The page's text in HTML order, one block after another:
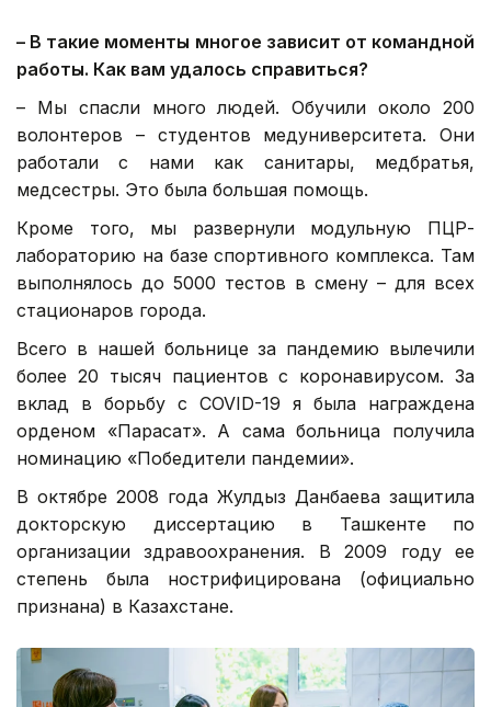
– В такие моменты многое зависит от командной
работы. Как вам удалось справиться?
– Мы спасли много людей. Обучили около 200
волонтеров – студентов медуниверситета. Они
работали с нами как санитары, медбратья,
медсестры. Это была большая помощь.
Кроме того, мы развернули модульную ПЦР-
лабораторию на базе спортивного комплекса. Там
выполнялось до 5000 тестов в смену – для всех
стационаров города.
Всего в нашей больнице за пандемию вылечили
более 20 тысяч пациентов с коронавирусом. За
вклад в борьбу с COVID-19 я была награждена
орденом «Парасат». А сама больница получила
номинацию «Победители пандемии».
В октябре 2008 года Жулдыз Данбаева защитила
докторскую диссертацию в Ташкенте по
организации здравоохранения. В 2009 году ее
степень была нострифицирована (официально
признана) в Казахстане.